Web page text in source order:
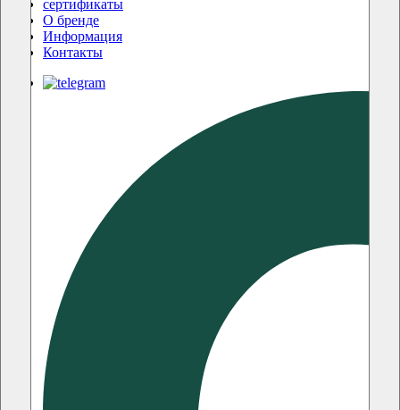
сертификаты
О бренде
Информация
Контакты